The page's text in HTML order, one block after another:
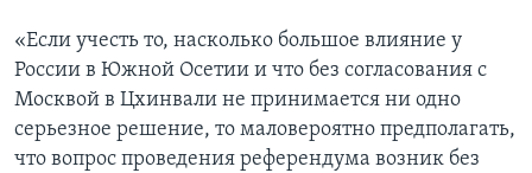
«Если учесть то, насколько большое влияние у
России в Южной Осетии и что без согласования с
Москвой в Цхинвали не принимается ни одно
серьезное решение, то маловероятно предполагать,
что вопрос проведения референдума возник без